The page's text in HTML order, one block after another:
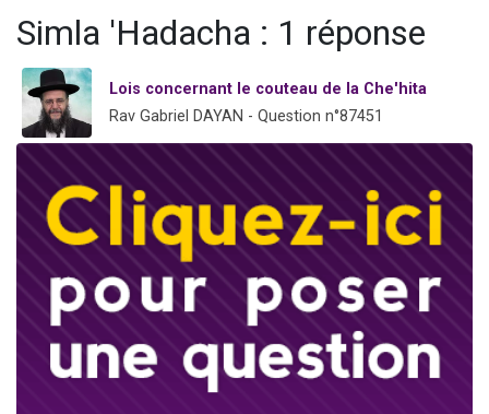
Il reste 49 places pour étudier en groupe sur Zoom
Eva vient de donner son Maasser
Eli vient de donner son Maasser
Simla 'Hadacha : 1 réponse
Lois concernant le couteau de la Che'hita
Rav Gabriel DAYAN - Question n°87451